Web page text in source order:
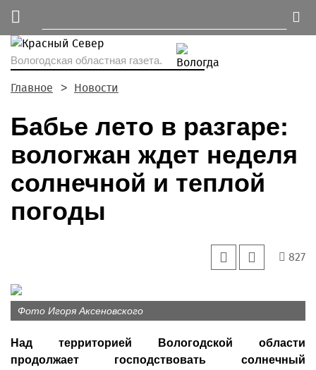
Вологодская областная газета.
Главное Новости
Бабье лето в разгаре:
вологжан ждет неделя
солнечной и теплой
погоды
827
Фото Игоря Аксеновского
Над территорией Вологодской области
продолжает господствовать солнечный